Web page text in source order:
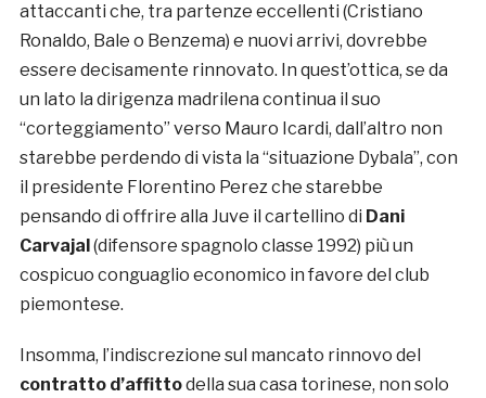
attaccanti che, tra partenze eccellenti (Cristiano
Ronaldo, Bale o Benzema) e nuovi arrivi, dovrebbe
essere decisamente rinnovato. In quest’ottica, se da
un lato la dirigenza madrilena continua il suo
“corteggiamento” verso Mauro Icardi, dall’altro non
starebbe perdendo di vista la “situazione Dybala”, con
il presidente Florentino Perez che starebbe
pensando di offrire alla Juve il cartellino di Dani
Carvajal (difensore spagnolo classe 1992) più un
cospicuo conguaglio economico in favore del club
piemontese.
Insomma, l’indiscrezione sul mancato rinnovo del
contratto d’affittodella sua casa torinese, non solo